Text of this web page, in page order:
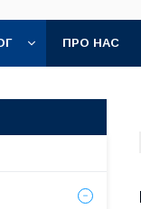
ПРО НАС